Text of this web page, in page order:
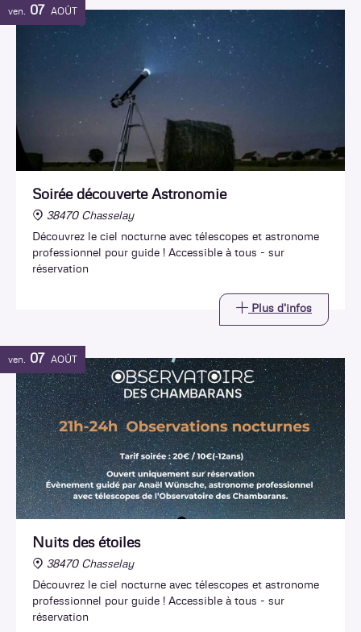
ven. 07 AOÛT
Soirée découverte Astronomie
38470 Chasselay
Découvrez le ciel nocturne avec télescopes et astronome
professionnel pour guide ! Accessible à tous - sur
réservation
Plus d'infos
ven. 07 AOÛT
Nuits des étoiles
38470 Chasselay
Découvrez le ciel nocturne avec télescopes et astronome
professionnel pour guide ! Accessible à tous - sur
réservation